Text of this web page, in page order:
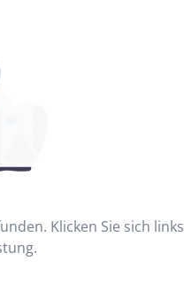
Klicken Sie sich links